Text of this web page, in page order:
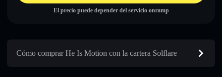
El precio puede depender del servicio onramp
Cómo comprar He Is Motion con la cartera Solflare